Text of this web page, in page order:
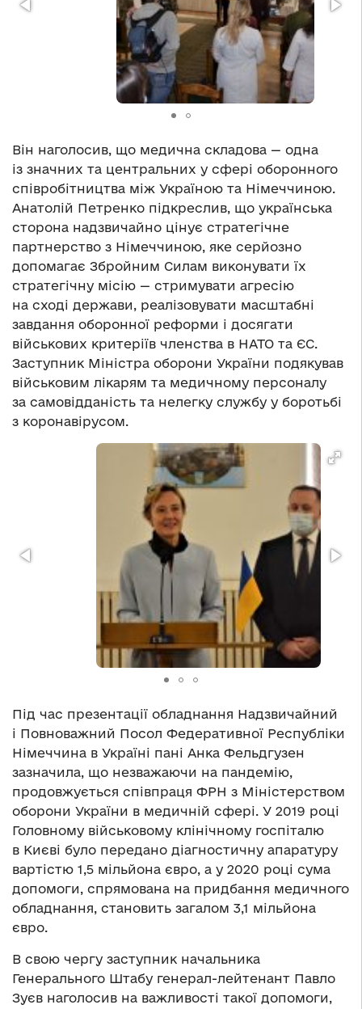
Він наголосив, що медична складова — одна
із значних та центральних у сфері оборонного
співробітництва між Україною та Німеччиною.
Анатолій Петренко підкреслив, що українська
сторона надзвичайно цінує стратегічне
партнерство з Німеччиною, яке серйозно
допомагає Збройним Силам виконувати їх
стратегічну місію — стримувати агресію
на сході держави, реалізовувати масштабні
завдання оборонної реформи і досягати
військових критеріїв членства в НАТО та ЄС.
Заступник Міністра оборони України подякував
військовим лікарям та медичному персоналу
за самовідданість та нелегку службу у боротьбі
з коронавірусом.
Під час презентації обладнання Надзвичайний
і Повноважний Посол Федеративної Республіки
Німеччина в Україні пані Анка Фельдгузен
зазначила, що незважаючи на пандемію,
продовжується співпраця ФРН з Міністерством
оборони України в медичній сфері. У 2019 році
Головному військовому клінічному госпіталю
в Києві було передано діагностичну апаратуру
вартістю 1,5 мільйона євро, а у 2020 році сума
допомоги, спрямована на придбання медичного
обладнання, становить загалом 3,1 мільйона
євро.
В свою чергу заступник начальника
Генерального Штабу генерал-лейтенант Павло
Зуєв наголосив на важливості такої допомоги,